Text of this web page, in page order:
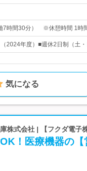
7時間30分） ※休憩時間 1
2024年度）■週休2日制（土
気になる
株式会社 | 【フクダ電子
OK！医療機器の